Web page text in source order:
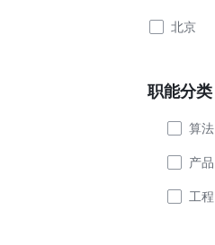
北京
职能分类
算法
产品
工程